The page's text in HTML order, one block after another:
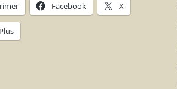
Facebook X
Plus